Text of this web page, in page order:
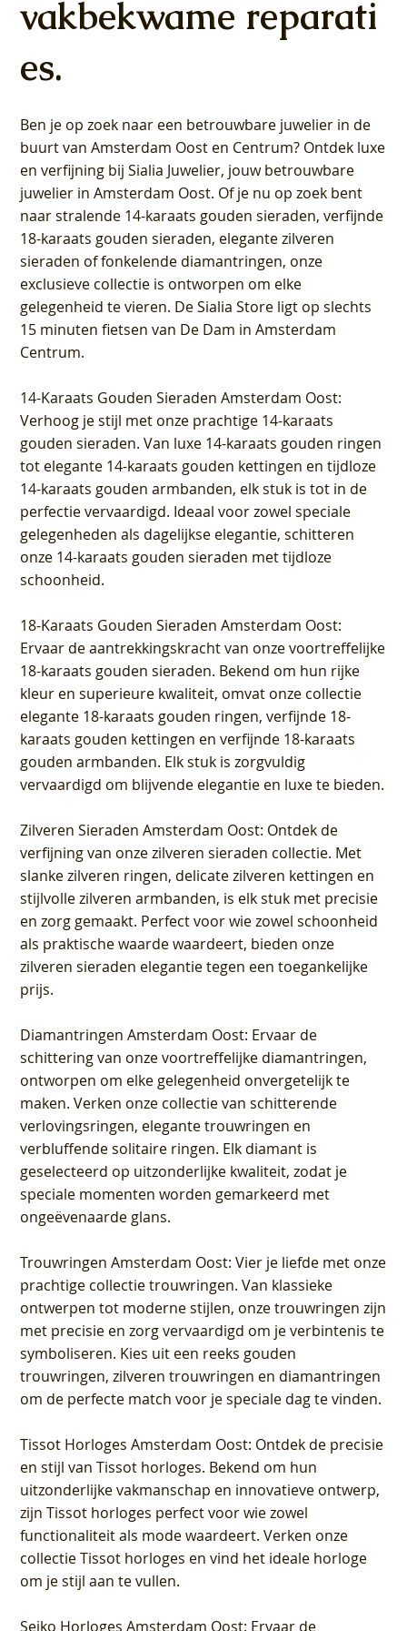
vakbekwame reparati
es.
Ben je op zoek naar een betrouwbare juwelier in de
buurt van Amsterdam Oost en Centrum? Ontdek luxe
en verfijning bij Sialia Juwelier, jouw betrouwbare
juwelier in Amsterdam Oost. Of je nu op zoek bent
naar stralende 14-karaats gouden sieraden, verfijnde
18-karaats gouden sieraden, elegante zilveren
sieraden of fonkelende diamantringen, onze
exclusieve collectie is ontworpen om elke
gelegenheid te vieren. De Sialia Store ligt op slechts
15 minuten fietsen van De Dam in Amsterdam
Centrum.
14-Karaats Gouden Sieraden Amsterdam Oost:
Verhoog je stijl met onze prachtige 14-karaats
gouden sieraden. Van luxe 14-karaats gouden ringen
tot elegante 14-karaats gouden kettingen en tijdloze
14-karaats gouden armbanden, elk stuk is tot in de
perfectie vervaardigd. Ideaal voor zowel speciale
gelegenheden als dagelijkse elegantie, schitteren
onze 14-karaats gouden sieraden met tijdloze
schoonheid.
18-Karaats Gouden Sieraden Amsterdam Oost:
Ervaar de aantrekkingskracht van onze voortreffelijke
18-karaats gouden sieraden. Bekend om hun rijke
kleur en superieure kwaliteit, omvat onze collectie
elegante 18-karaats gouden ringen, verfijnde 18-
karaats gouden kettingen en verfijnde 18-karaats
gouden armbanden. Elk stuk is zorgvuldig
vervaardigd om blijvende elegantie en luxe te bieden.
Zilveren Sieraden Amsterdam Oost: Ontdek de
verfijning van onze zilveren sieraden collectie. Met
slanke zilveren ringen, delicate zilveren kettingen en
stijlvolle zilveren armbanden, is elk stuk met precisie
en zorg gemaakt. Perfect voor wie zowel schoonheid
als praktische waarde waardeert, bieden onze
zilveren sieraden elegantie tegen een toegankelijke
prijs.
Diamantringen Amsterdam Oost: Ervaar de
schittering van onze voortreffelijke diamantringen,
ontworpen om elke gelegenheid onvergetelijk te
maken. Verken onze collectie van schitterende
verlovingsringen, elegante trouwringen en
verbluffende solitaire ringen. Elk diamant is
geselecteerd op uitzonderlijke kwaliteit, zodat je
speciale momenten worden gemarkeerd met
ongeëvenaarde glans.
Trouwringen Amsterdam Oost: Vier je liefde met onze
prachtige collectie trouwringen. Van klassieke
ontwerpen tot moderne stijlen, onze trouwringen zijn
met precisie en zorg vervaardigd om je verbintenis te
symboliseren. Kies uit een reeks gouden
trouwringen, zilveren trouwringen en diamantringen
om de perfecte match voor je speciale dag te vinden.
Tissot Horloges Amsterdam Oost: Ontdek de precisie
en stijl van Tissot horloges. Bekend om hun
uitzonderlijke vakmanschap en innovatieve ontwerp,
zijn Tissot horloges perfect voor wie zowel
functionaliteit als mode waardeert. Verken onze
collectie Tissot horloges en vind het ideale horloge
om je stijl aan te vullen.
Seiko Horloges Amsterdam Oost: Ervaar de